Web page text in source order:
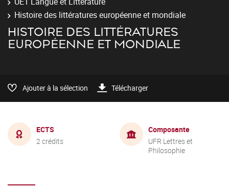
Histoire des littératures européenne et mondiale
HISTOIRE DES LITTÉRATURES
EUROPÉENNE ET MONDIALE
Ajouter à la sélection Télécharger
ECTS
2 crédits
Composante
UFR Lettres et
Philosophie